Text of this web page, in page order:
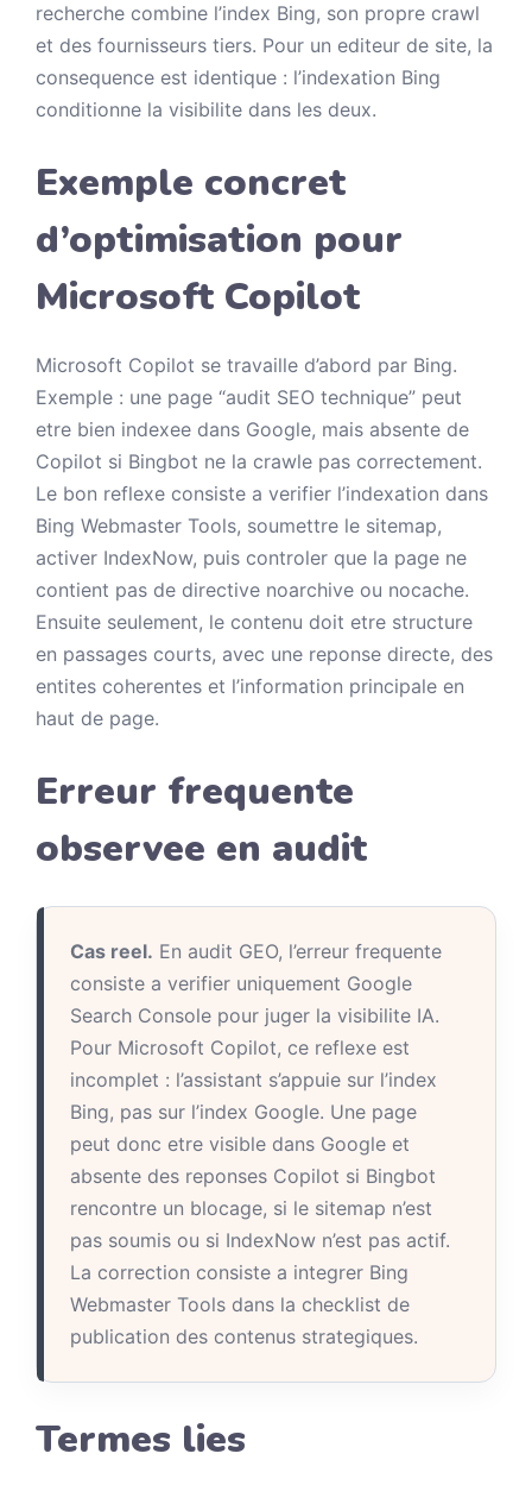
recherche combine l’index Bing, son propre crawl
et des fournisseurs tiers. Pour un editeur de site, la
consequence est identique : l’indexation Bing
conditionne la visibilite dans les deux.
Exemple concret
d’optimisation pour
Microsoft Copilot
Microsoft Copilot se travaille d’abord par Bing.
Exemple : une page “audit SEO technique” peut
etre bien indexee dans Google, mais absente de
Copilot si Bingbot ne la crawle pas correctement.
Le bon reflexe consiste a verifier l’indexation dans
Bing Webmaster Tools, soumettre le sitemap,
activer IndexNow, puis controler que la page ne
contient pas de directive noarchive ou nocache.
Ensuite seulement, le contenu doit etre structure
en passages courts, avec une reponse directe, des
entites coherentes et l’information principale en
haut de page.
Erreur frequente
observee en audit
Cas reel. En audit GEO, l’erreur frequente
consiste a verifier uniquement Google
Search Console pour juger la visibilite IA.
Pour Microsoft Copilot, ce reflexe est
incomplet : l’assistant s’appuie sur l’index
Bing, pas sur l’index Google. Une page
peut donc etre visible dans Google et
absente des reponses Copilot si Bingbot
rencontre un blocage, si le sitemap n’est
pas soumis ou si IndexNow n’est pas actif.
La correction consiste a integrer Bing
Webmaster Tools dans la checklist de
publication des contenus strategiques.
Termes lies